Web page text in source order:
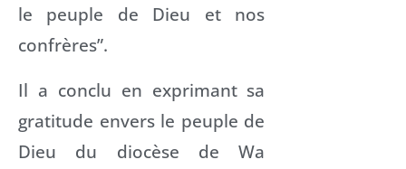
le peuple de Dieu et nos
confrères”.
Il a conclu en exprimant sa
gratitude envers le peuple de
Dieu du diocèse de Wa